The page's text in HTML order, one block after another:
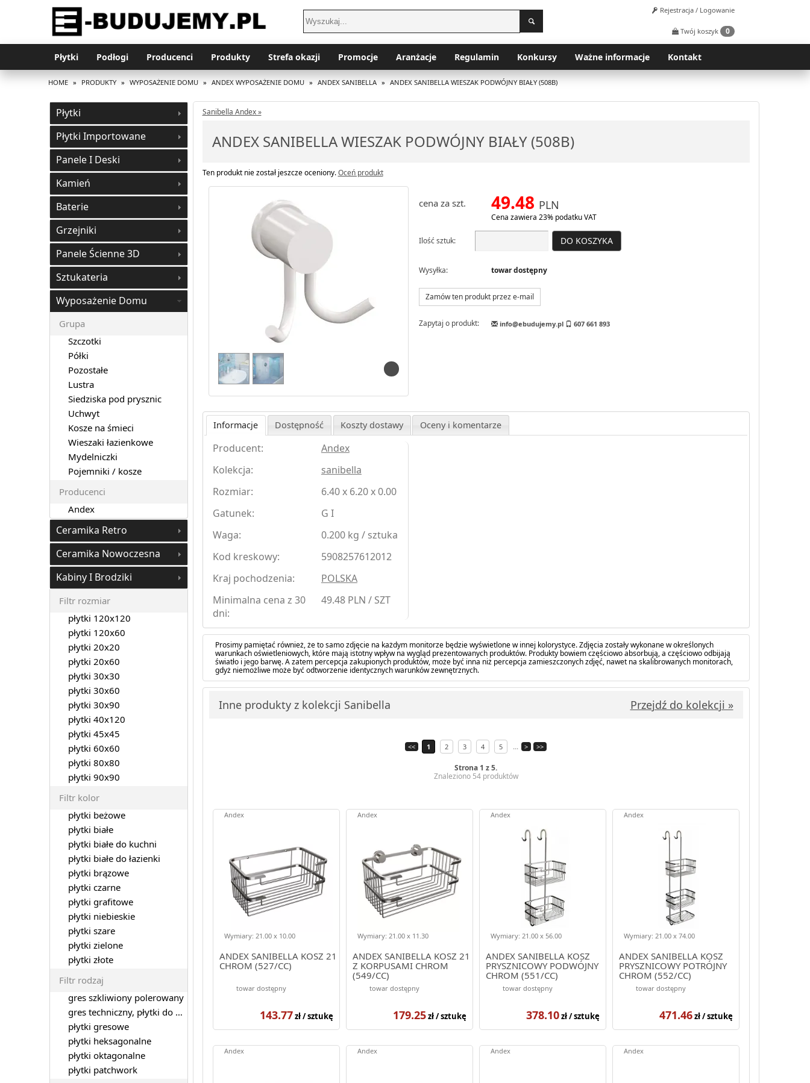
Rejestracja / Logowanie
Twój koszyk 0
Płytki Podłogi Producenci Produkty Strefa okazji Promocje Aranżacje Regulamin Konkursy Ważne informacje Kontakt
HOME » PRODUKTY » WYPOSAŻENIE DOMU » ANDEX WYPOSAŻENIE DOMU » ANDEX SANIBELLA » ANDEX SANIBELLA WIESZAK PODWÓJNY BIAŁY (508B)
Sanibella Andex »
ANDEX SANIBELLA WIESZAK PODWÓJNY BIAŁY (508B)
Ten produkt nie został jeszcze oceniony.Oceń produkt
cena za szt. 49.48 PLN
Cena zawiera 23% podatku VAT
Ilość sztuk: DO KOSZYKA
Wysyłka: towar dostępny
Zamów ten produkt przez e-mail
Zapytaj o produkt: info@ebudujemy.pl 607 661 893
Informacje Dostępność Koszty dostawy Oceny i komentarze
Producent:
Andex
Kolekcja:
sanibella
Rozmiar:
6.40 x 6.20 x 0.00
Gatunek:
G I
Waga:
0.200 kg / sztuka
Kod kreskowy:
5908257612012
Kraj pochodzenia:
POLSKA
Minimalna cena z 30
dni:
49.48 PLN / SZT
Prosimy pamiętać również, że to samo zdjęcie na każdym monitorze będzie wyświetlone w innej kolorystyce. Zdjęcia zostały wykonane w określonych
warunkach oświetleniowych, które mają istotny wpływ na wygląd prezentowanych produktów. Produkty bowiem częściowo absorbują, a częściowo odbijają
światło i jego barwę. A zatem percepcja zakupionych produktów, może być inna niż percepcja zamieszczonych zdjęć, nawet na skalibrowanych monitorach,
gdyż niemożliwe może być odtworzenie identycznych warunków zewnętrznych.
Inne produkty z kolekcji Sanibella Przejdź do kolekcji »
<< 1 2 3 4 5 ... > >>
Strona 1 z 5.
Znaleziono 54 produktów
ANDEX SANIBELLA KOSZ 21
CHROM (527/CC)
Wymiary: 21.00 x 10.00
Andex
towar dostępny
143.77zł / sztukę
ANDEX SANIBELLA KOSZ 21
Z KORPUSAMI CHROM
(549/CC)
Wymiary: 21.00 x 11.30
Andex
towar dostępny
179.25zł / sztukę
ANDEX SANIBELLA KOSZ
PRYSZNICOWY PODWÓJNY
CHROM (551/CC)
Wymiary: 21.00 x 56.00
Andex
towar dostępny
378.10zł / sztukę
ANDEX SANIBELLA KOSZ
PRYSZNICOWY POTRÓJNY
CHROM (552/CC)
Wymiary: 21.00 x 74.00
Andex
towar dostępny
471.46zł / sztukę
Andex Andex Andex Andex
Płytki
Płytki Importowane
Panele I Deski
Kamień
Baterie
Grzejniki
Panele Ścienne 3D
Sztukateria
Wyposażenie Domu
Grupa
Szczotki
Półki
Pozostałe
Lustra
Siedziska pod prysznic
Uchwyt
Kosze na śmieci
Wieszaki łazienkowe
Mydelniczki
Pojemniki / kosze
Producenci
Andex
Ceramika Retro
Ceramika Nowoczesna
Kabiny I Brodziki
Filtr rozmiar
płytki 120x120
płytki 120x60
płytki 20x20
płytki 20x60
płytki 30x30
płytki 30x60
płytki 30x90
płytki 40x120
płytki 45x45
płytki 60x60
płytki 80x80
płytki 90x90
Filtr kolor
płytki beżowe
płytki białe
płytki białe do kuchni
płytki białe do łazienki
płytki brązowe
płytki czarne
płytki grafitowe
płytki niebieskie
płytki szare
płytki zielone
płytki złote
Filtr rodzaj
gres szkliwiony polerowany
gres techniczny, płytki do garażu
płytki gresowe
płytki heksagonalne
płytki oktagonalne
płytki patchwork